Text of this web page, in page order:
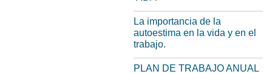
La importancia de la
autoestima en la vida y en el
trabajo.
PLAN DE TRABAJO ANUAL